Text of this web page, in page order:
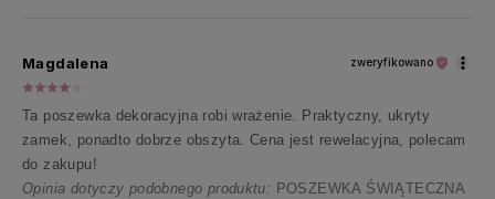
Magdalena zweryfikowano
Ta poszewka dekoracyjna robi wrażenie. Praktyczny, ukryty
zamek, ponadto dobrze obszyta. Cena jest rewelacyjna, polecam
do zakupu!
Opinia dotyczy podobnego produktu: POSZEWKA ŚWIĄTECZNA